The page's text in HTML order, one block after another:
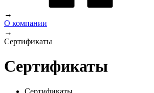
→
О компании
→
Сертификаты
Сертификаты
Сертификаты